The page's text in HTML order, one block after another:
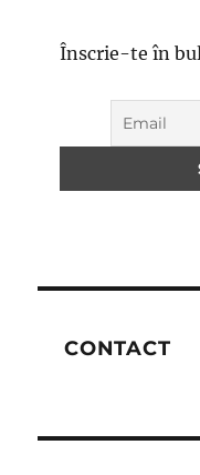
Înscrie-te în
CONTACT